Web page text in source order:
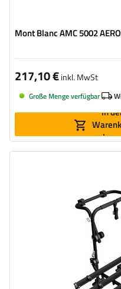
Mont Blanc AMC 5002
217,10 €inkl. MwSt
Große Menge verfügbar
In
universelles Montagesystem